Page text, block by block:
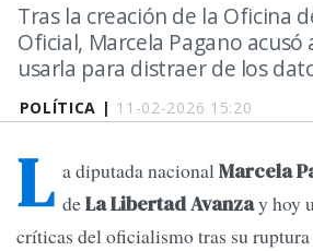
POLÍTICA | 11-02-2026 15:20
Tras la creación de la Oficina
Oficial, Marcela Pagano acusó
usarla para distraer de los
L a diputada nacionalMarcela
deLa Libertad Avanzay hoy
críticas del oficialismo tras su